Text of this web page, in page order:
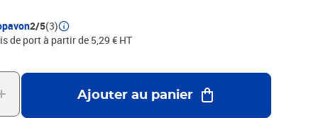
2/5(3)
de port à partir de 5,29 € HT
Ajouter au panier